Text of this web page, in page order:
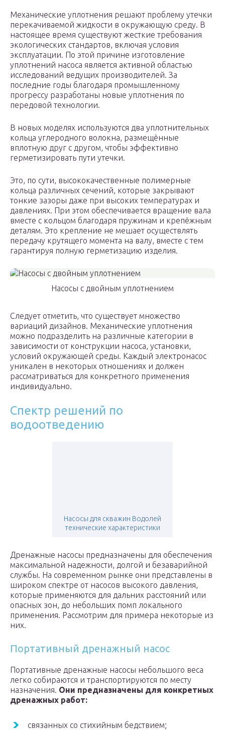
Механические уплотнения решают проблему утечки
перекачиваемой жидкости в окружающую среду. В
настоящее время существуют жесткие требования
экологических стандартов, включая условия
эксплуатации. По этой причине изготовление
уплотнений насоса является активной областью
исследований ведущих производителей. За
последние годы благодаря промышленному
прогрессу разработаны новые уплотнения по
передовой технологии.
В новых моделях используются два уплотнительных
кольца углеродного волокна, размещённые
вплотную друг с другом, чтобы эффективно
герметизировать пути утечки.
Это, по сути, высококачественные полимерные
кольца различных сечений, которые закрывают
тонкие зазоры даже при высоких температурах и
давлениях. При этом обеспечивается вращение вала
вместе с кольцом благодаря пружинам и крепёжным
деталям. Это крепление не мешает осуществлять
передачу крутящего момента на валу, вместе с тем
гарантируя полную герметизацию изделия.
Насосы с двойным уплотнением
Следует отметить, что существует множество
вариаций дизайнов. Механические уплотнения
можно подразделить на различные категории в
зависимости от конструкции насоса, установки,
условий окружающей среды. Каждый электронасос
уникален в некоторых отношениях и должен
рассматриваться для конкретного применения
индивидуально.
Спектр решений по
водоотведению
Насосы для скважин Водолей
технические характеристики
Дренажные насосы предназначены для обеспечения
максимальной надежности, долгой и безаварийной
службы. На современном рынке они представлены в
широком спектре от насосов высокого давления,
которые применяются для дальних расстояний или
опасных зон, до небольших помп локального
применения. Рассмотрим для примера некоторые из
них.
Портативный дренажный насос
Портативные дренажные насосы небольшого веса
легко собираются и транспортируются по месту
назначения. Они предназначены для конкретных
дренажных работ:
связанных со стихийным бедствием;